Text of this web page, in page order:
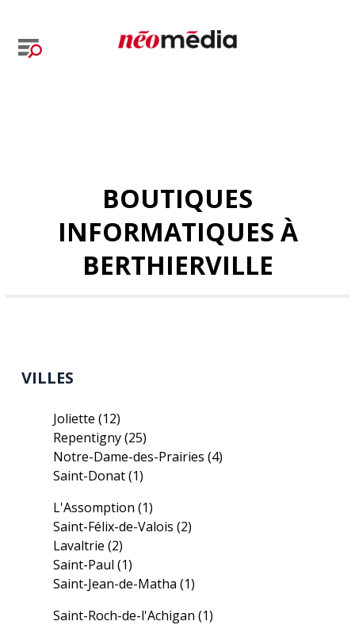
BOUTIQUES
INFORMATIQUES À
BERTHIERVILLE
VILLES
Joliette(12)
Repentigny(25)
Notre-Dame-des-Prairies(4)
Saint-Donat(1)
L'Assomption(1)
Saint-Félix-de-Valois(2)
Lavaltrie(2)
Saint-Paul(1)
Saint-Jean-de-Matha(1)
Saint-Roch-de-l'Achigan(1)